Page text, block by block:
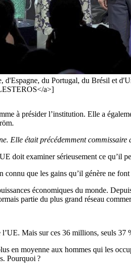
d'Espagne, du Portugal, du Brésil et
a>]
à présider l’institution. Elle a
Elle était précédemment commissaire
doit examiner sérieusement ce qu’il
que les gains qu’il génère ne
économiques du monde.
partie du plus grand réseau
Mais sur ces 36 millions, seuls 37
en moyenne aux hommes qui les
Pourquoi ?